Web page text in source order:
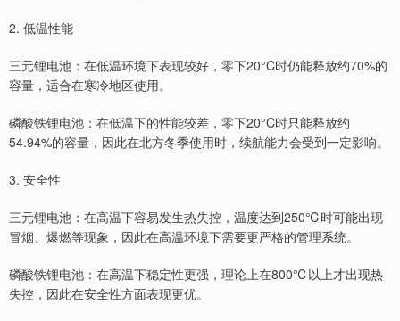
2. 低温性能
三元锂电池：在低温环境下表现较好，零下20°C时仍能释放约70%的
容量，适合在寒冷地区使用。
磷酸铁锂电池：在低温下的性能较差，零下20°C时只能释放约
54.94%的容量，因此在北方冬季使用时，续航能力会受到一定影响。
3. 安全性
三元锂电池：在高温下容易发生热失控，温度达到250℃时可能出现
冒烟、爆燃等现象，因此在高温环境下需要更严格的管理系统。
磷酸铁锂电池：在高温下稳定性更强，理论上在800℃以上才出现热
失控，因此在安全性方面表现更优。